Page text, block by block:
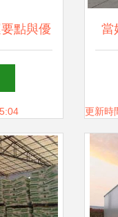
點與優 當
更新時